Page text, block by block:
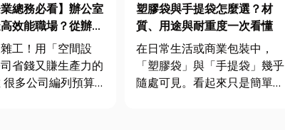
業總務必看】辦公室
效能職場？從辦公
屏風到空間設計關
工！用「空間設
省錢又賺生產力的
塑膠袋與手提袋怎麼選？材
質、用途與耐重度一次看懂
在日常生活或商業包裝中，
「塑膠袋」與「手提袋」幾乎
隨處可見。看起來只是簡單的